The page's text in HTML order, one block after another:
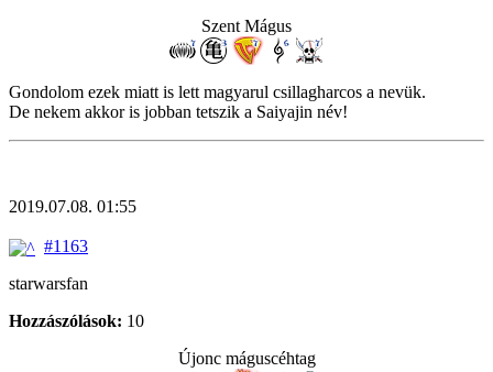
Szent Mágus
Gondolom ezek miatt is lett magyarul csillagharcos a nevük.
De nekem akkor is jobban tetszik a Saiyajin név!
2019.07.08. 01:55
#1163
starwarsfan
Hozzászólások: 10
Újonc máguscéhtag